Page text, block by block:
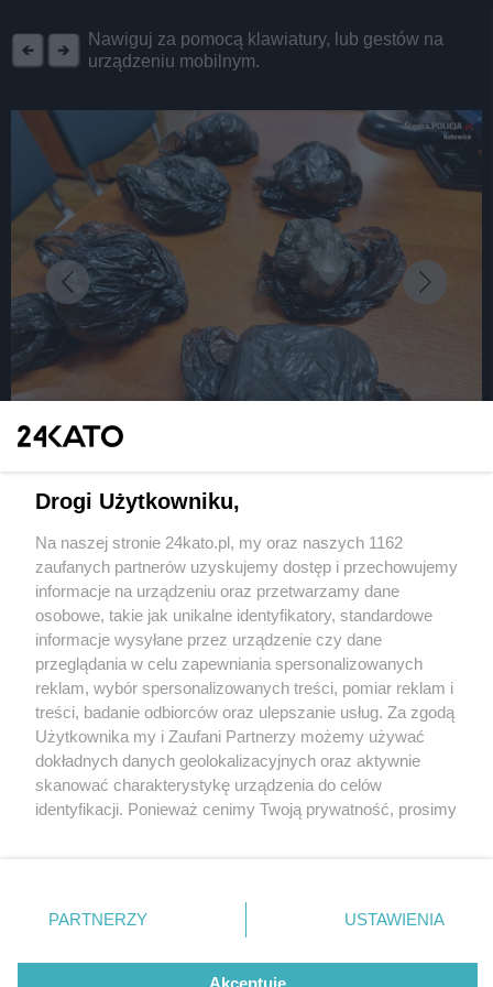
Nawiguj za pomocą klawiatury, lub gestów na
urządzeniu mobilnym.
25-letni kibol z Katowic handlował narkotykami.
2 / 3
Pseudokibic handel
narkotykami katowice 01
25-letni pseudokibic z Katowic, handlujący
narkotykami został aresztowany na 3 miesiące.
Wydawca mediów lokalnych
Nie zapomnij
zapoznać się z:
polityką prywatności regulamin korzystania z portali
Twojemiasto
Piekary Śląskie
Chorzów
Tarnowskie Góry
Gliwice
Skontakuj sięz nami
Kontakt
Wydawca
Redakcja
Drogi Użytkowniku,
Na naszej stronie 24kato.pl, my oraz naszych 1162
zaufanych partnerów uzyskujemy dostęp i przechowujemy
informacje na urządzeniu oraz przetwarzamy dane
osobowe, takie jak unikalne identyfikatory, standardowe
informacje wysyłane przez urządzenie czy dane
przeglądania w celu zapewniania spersonalizowanych
reklam, wybór spersonalizowanych treści, pomiar reklam i
treści, badanie odbiorców oraz ulepszanie usług. Za zgodą
Użytkownika my i Zaufani Partnerzy możemy używać
dokładnych danych geolokalizacyjnych oraz aktywnie
skanować charakterystykę urządzenia do celów
identyfikacji. Ponieważ cenimy Twoją prywatność, prosimy
prywatności znajdujący się w lewym dolnym rogu strony
. Niektóre rodzaje przetwarzania danych nie wymagają
zgody użytkownika, ale masz prawo sprzeciwić się
takiemu przetwarzaniu. Preferencje będą miały
PARTNERZY USTAWIENIA
Akceptuję